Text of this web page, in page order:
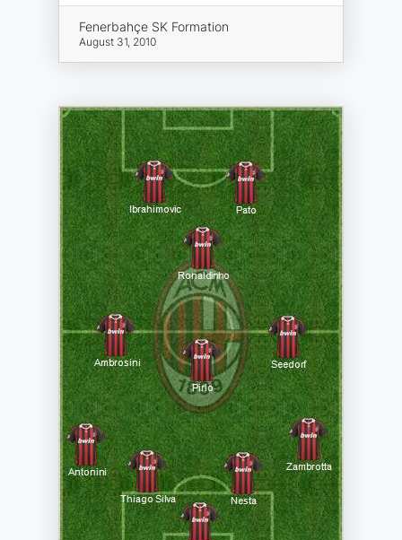
Fenerbahçe SK Formation
August 31, 2010